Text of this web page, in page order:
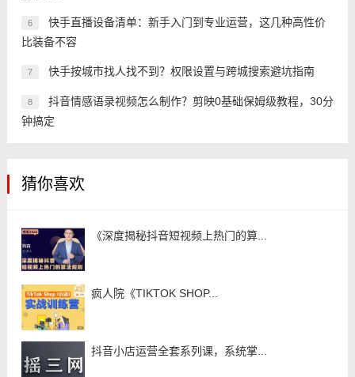
6
快手直播设备清单：新手入门到专业运营，这几种高性价
比装备不容
7 快手按城市找人找不到？权限设置与跨城搜索避坑指南
8
抖音情感语录视频怎么制作？剪映0基础保姆级教程，30分
钟搞定
猜你喜欢
《深度揭秘抖音短视频上热门的算...
疯人院《TIKTOK SHOP...
抖音小店运营全套系列课，系统掌...